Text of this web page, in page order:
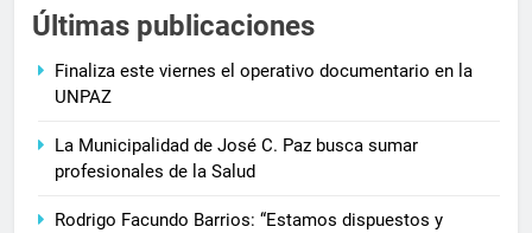
Últimas publicaciones
Finaliza este viernes el operativo documentario en la
UNPAZ
La Municipalidad de José C. Paz busca sumar
profesionales de la Salud
Rodrigo Facundo Barrios: “Estamos dispuestos y